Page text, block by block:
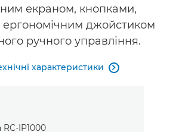
екраном, кнопками,
джойстиком
ручного управління.
характеристики 